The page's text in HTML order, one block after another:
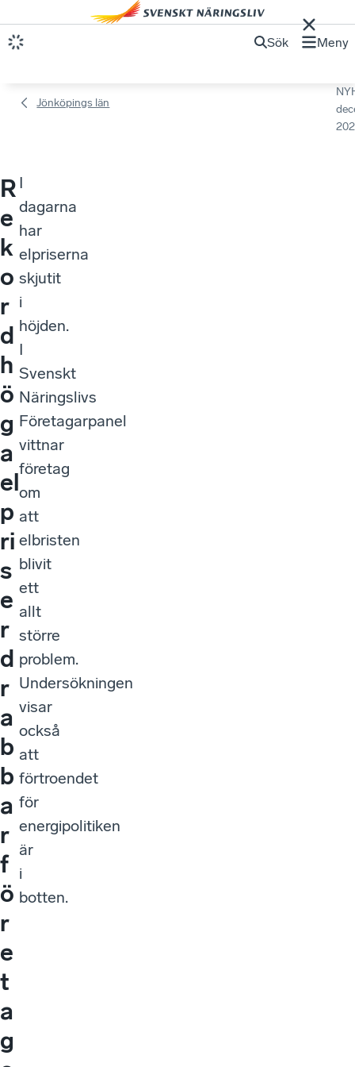
Sök Meny
Jönköpings län
R
e
k
o
r
d
h
ö
g
a
el
p
ri
s
e
r
d
r
a
b
b
a
r
f
ö
r
e
t
a
g
I
dagarna
har
elpriserna
skjutit
i
höjden.
I
Svenskt
Näringslivs
Företagarpanel
vittnar
företag
om
att
elbristen
blivit
ett
allt
större
problem.
Undersökningen
visar
också
att
förtroendet
för
energipolitiken
är
i
botten.